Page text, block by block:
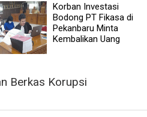
Korban Investasi
Bodong PT Fikasa di
Pekanbaru Minta
Kembalikan Uang
Berkas Korupsi